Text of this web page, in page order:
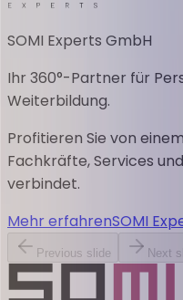
SOMI Experts GmbH
Ihr 360°-Partner für
Weiterbildung.
Profitieren Sie von
Fachkräfte, Services
verbindet.
Mehr erfahrenSOMI
Previous slide Next